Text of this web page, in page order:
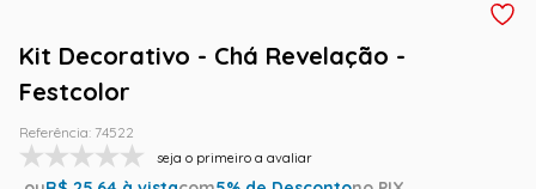
Kit Decorativo - Chá Revelação -
Festcolor
Referência: 74522
seja o primeiro a avaliar